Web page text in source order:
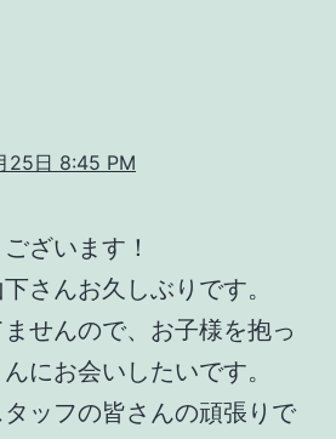
25日 8:45 PM
ざいます！
さんお久しぶりです。
せんので、お子様を抱っ
にお会いしたいです。
ッフの皆さんの頑張りで